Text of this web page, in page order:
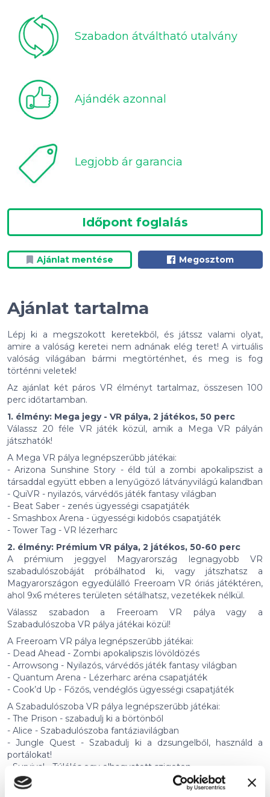
Szabadon átváltható utalvány
Ajándék azonnal
Legjobb ár garancia
Időpont foglalás
Ajánlat mentése Megosztom
Ajánlat tartalma
Lépj ki a megszokott keretekből, és játssz valami olyat,
amire a valóság keretei nem adnának elég teret! A virtuális
valóság világában bármi megtörténhet, és meg is fog
történni veletek!
Az ajánlat két páros VR élményt tartalmaz, összesen 100
perc időtartamban.
1. élmény: Mega jegy - VR pálya, 2 játékos, 50 perc
Válassz 20 féle VR játék közül, amik a Mega VR pályán
játszhatók!
A Mega VR pálya legnépszerűbb játékai:
- Arizona Sunshine Story - éld túl a zombi apokalipszist a
társaddal együtt ebben a lenyűgöző látványvilágú kalandban
- QuiVR - nyilazós, várvédős játék fantasy világban
- Beat Saber - zenés ügyességi csapatjáték
- Smashbox Arena - ügyességi kidobós csapatjáték
- Tower Tag - VR lézerharc
2. élmény: Prémium VR pálya, 2 játékos, 50-60 perc
A prémium jeggyel Magyarország legnagyobb VR
szabadulószobáját próbálhatod ki, vagy játszhatsz a
Magyarországon egyedülálló Freeroam VR óriás játéktéren,
ahol 9x6 méteres területen sétálhatsz, vezetékek nélkül.
Válassz szabadon a Freeroam VR pálya vagy a
Szabadulószoba VR pálya játékai közül!
A Freeroam VR pálya legnépszerűbb játékai:
- Dead Ahead - Zombi apokalipszis lövöldözés
- Arrowsong - Nyilazós, várvédős játék fantasy világban
- Quantum Arena - Lézerharc aréna csapatjáték
- Cook’d Up - Főzős, vendéglős ügyességi csapatjáték
A Szabadulószoba VR pálya legnépszerűbb játékai:
- The Prison - szabadulj ki a börtönből
- Alice - Szabadulószoba fantáziavilágban
- Jungle Quest - Szabadulj ki a dzsungelből, használd a
portálokat!
- Survival - Túlélés egy elhagyatott szigeten
- House of Fear - horror szabadulószoba
- Cyberpunk - Bújj a kiborgok bőrébe, és győzd le a gonosz